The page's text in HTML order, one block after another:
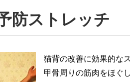
防ストレッチ
猫背の改善に効果的な
甲骨周りの筋肉をほぐ